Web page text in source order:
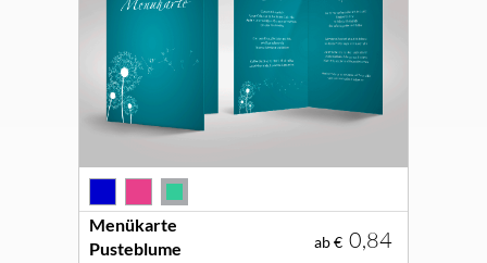
ab € 0,84
Menükarte
Pusteblume